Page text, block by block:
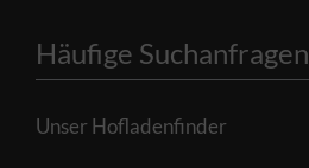
Häufige Suchanfragen
Unser Hofladenfinder